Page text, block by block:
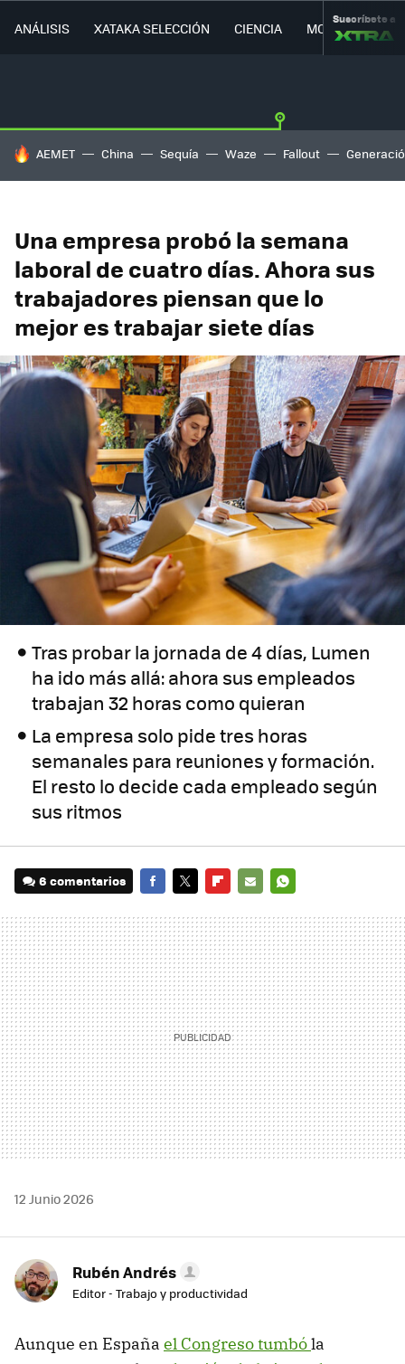
ANÁLISIS XATAKA SELECCIÓN CIENCIA MOVILIDAD
Suscríbete a
HOY SE HABLA DE
AEMET China Sequía Waze Fallout
Una empresa probó la semana
laboral de cuatro días. Ahora sus
trabajadores piensan que lo
mejor es trabajar siete días
Tras probar la jornada de 4 días, Lumen
ha ido más allá: ahora sus empleados
trabajan 32 horas como quieran
La empresa solo pide tres horas
semanales para reuniones y formación.
El resto lo decide cada empleado según
sus ritmos
6 comentarios
MAIL
12 Junio 2026
Rubén Andrés
Editor - Trabajo y productividad
Aunque en España el Congreso tumbóla